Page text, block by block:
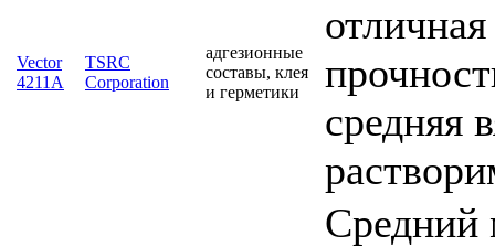
Vector
4211A
TSRC
Corporation
адгезионные
составы, клея
и герметики
средняя
Средний